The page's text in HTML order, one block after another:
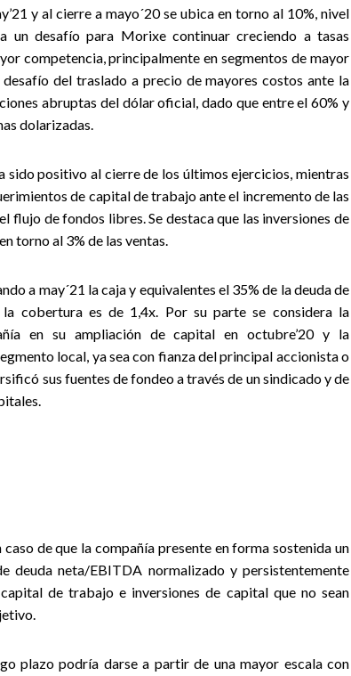
y al cierre a mayo´20 se ubica en torno al 10%, nivel
un desafío para Morixe continuar creciendo a tasas
competencia, principalmente en segmentos de mayor
del traslado a precio de mayores costos ante la
abruptas del dólar oficial, dado que entre el 60% y
dolarizadas.
sido positivo al cierre de los últimos ejercicios, mientras
de capital de trabajo ante el incremento de las
flujo de fondos libres. Se destaca que las inversiones de
torno al 3% de las ventas.
a may´21 la caja y equivalentes el 35% de la deuda de
cobertura es de 1,4x. Por su parte se considera la
en su ampliación de capital en octubre’20 y la
local, ya sea con fianza del principal accionista o
sus fuentes de fondeo a través de un sindicado y de
de que la compañía presente en forma sostenida un
deuda neta/EBITDA normalizado y persistentemente
de trabajo e inversiones de capital que no sean
plazo podría darse a partir de una mayor escala con